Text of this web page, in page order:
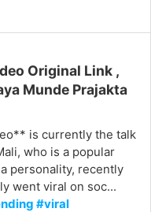
Original Link ,
Munde Prajakta
is currently the talk
who is a popular
personality, recently
went viral on soc...
#viral